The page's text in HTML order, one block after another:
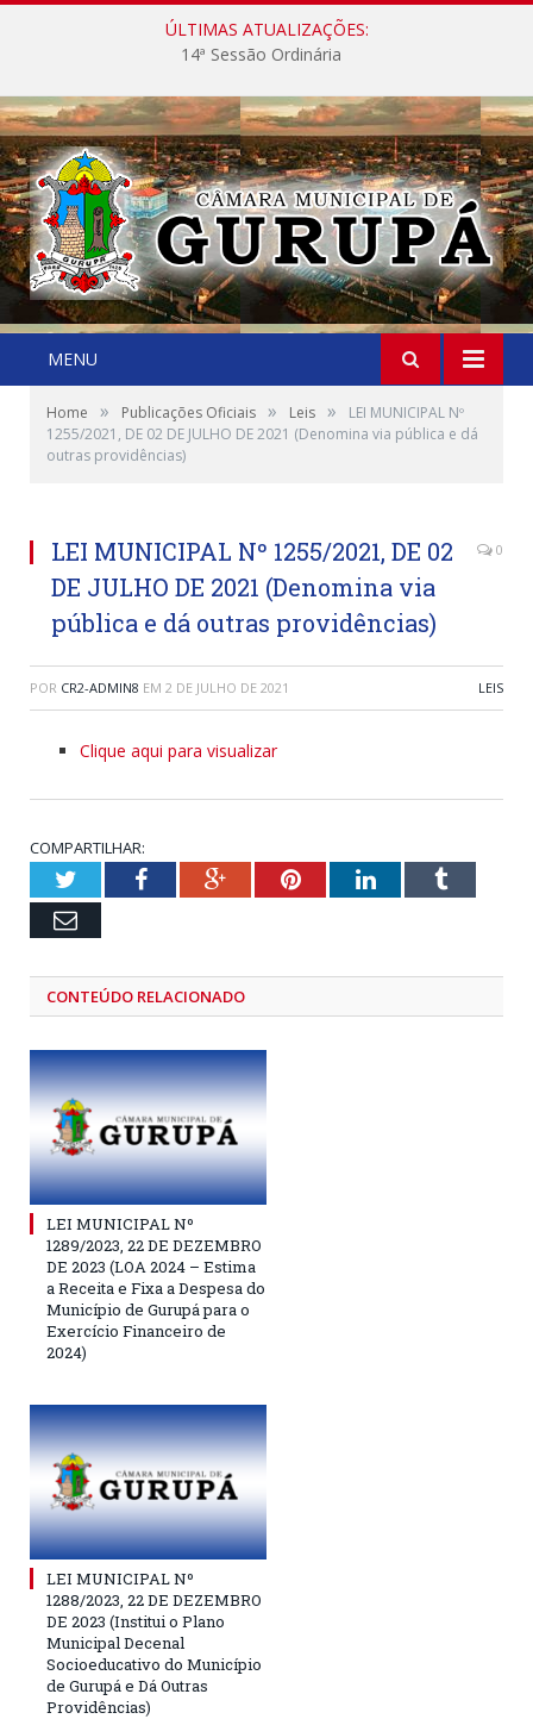
ÚLTIMAS ATUALIZAÇÕES:
14ª Sessão Ordinária
MENU
Home » Publicações Oficiais » Leis »
LEI MUNICIPAL Nº
1255/2021, DE 02 DE JULHO DE 2021 (Denomina via pública e dá
outras providências)
LEI MUNICIPAL Nº 1255/2021, DE 02
DE JULHO DE 2021 (Denomina via
pública e dá outras providências)
0
POR CR2-ADMIN8 EM 2 DE JULHO DE 2021 LEIS
Clique aqui para visualizar
COMPARTILHAR:
TwitterFacebookGoogle+PinterestLinkedInTumblr
Email
CONTEÚDO RELACIONADO
LEI MUNICIPAL Nº
1289/2023, 22 DE DEZEMBRO
DE 2023 (LOA 2024 – Estima
a Receita e Fixa a Despesa do
Município de Gurupá para o
Exercício Financeiro de
2024)
LEI MUNICIPAL Nº
1288/2023, 22 DE DEZEMBRO
DE 2023 (Institui o Plano
Municipal Decenal
Socioeducativo do Município
de Gurupá e Dá Outras
Providências)